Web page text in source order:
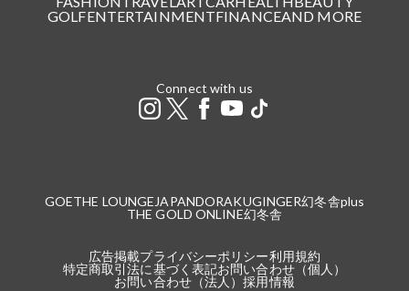
GOLFENTERTAINMENTFINANCEAND MORE
Connect with us
GOETHE LOUNGE JAPANDORAKUGINGER幻冬舎plus
THE GOLD ONLINE幻冬舎
広告掲載プライバシーポリシー利用規約
特定商取引法に基づく表記お問い合わせ（個人）
お問い合わせ（法人）採用情報